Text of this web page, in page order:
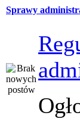
Sprawy